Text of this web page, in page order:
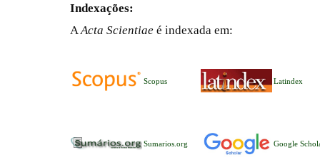
Indexações:
A Acta Scientiae é indexada em:
Scopus Latindex
Sumarios.org Google